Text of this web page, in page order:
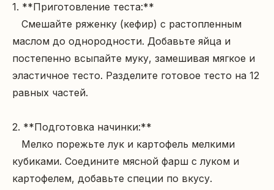
1. **Приготовление теста:**
маслом до однородности. Добавьте яйца и
постепенно всыпайте муку, замешивая мягкое и
эластичное тесто. Разделите готовое тесто на 12
равных частей.
2. **Подготовка начинки:**
кубиками. Соедините мясной фарш с луком и
картофелем, добавьте специи по вкусу.